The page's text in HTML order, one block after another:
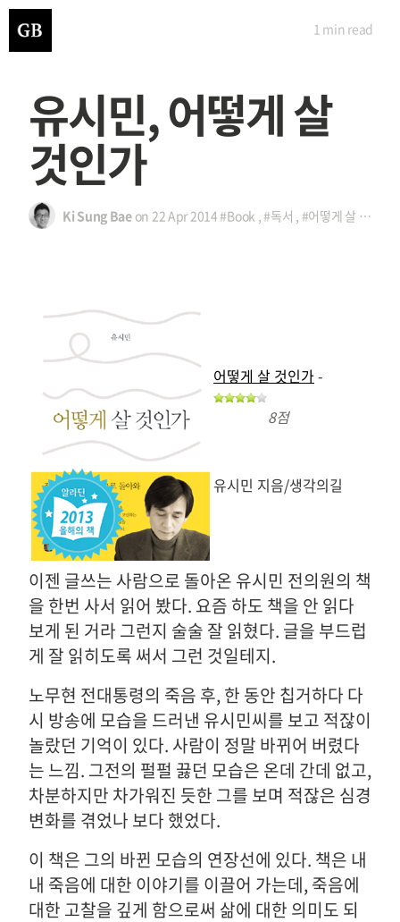
유시민, 어떻게 살
것인가
Ki Sung Baeon 22 Apr 2014#Book ,#독서 , #어떻게 살 것인가
1 min read
어떻게 살 것인가-
8점
유시민 지음/생각의길
이젠 글쓰는 사람으로 돌아온 유시민 전의원의 책
을 한번 사서 읽어 봤다. 요즘 하도 책을 안 읽다
보게 된 거라 그런지 술술 잘 읽혔다. 글을 부드럽
게 잘 읽히도록 써서 그런 것일테지.
노무현 전대통령의 죽음 후, 한 동안 칩거하다 다
시 방송에 모습을 드러낸 유시민씨를 보고 적잖이
놀랐던 기억이 있다. 사람이 정말 바뀌어 버렸다
는 느낌. 그전의 펄펄 끓던 모습은 온데 간데 없고,
차분하지만 차가워진 듯한 그를 보며 적잖은 심경
변화를 겪었나 보다 했었다.
이 책은 그의 바뀐 모습의 연장선에 있다. 책은 내
내 죽음에 대한 이야기를 이끌어 가는데, 죽음에
대한 고찰을 깊게 함으로써 삶에 대한 의미도 되